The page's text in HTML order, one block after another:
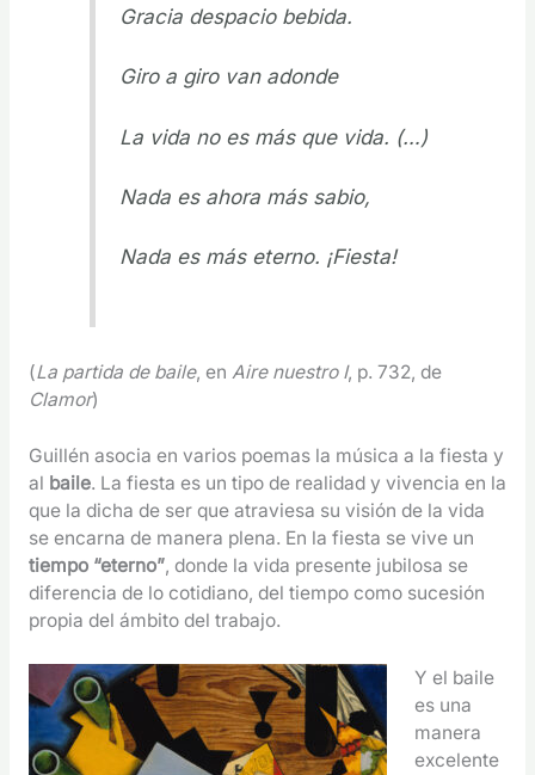
Gracia despacio bebida.
Giro a giro van adonde
La vida no es más que vida. (…)
Nada es ahora más sabio,
Nada es más eterno. ¡Fiesta!
(La partida de baile, en Aire nuestro I, p. 732, de
Clamor)
Guillén asocia en varios poemas la música a la fiesta y
al baile. La fiesta es un tipo de realidad y vivencia en la
que la dicha de ser que atraviesa su visión de la vida
se encarna de manera plena. En la fiesta se vive un
tiempo “eterno”, donde la vida presente jubilosa se
diferencia de lo cotidiano, del tiempo como sucesión
propia del ámbito del trabajo.
Y el baile
es una
manera
excelente